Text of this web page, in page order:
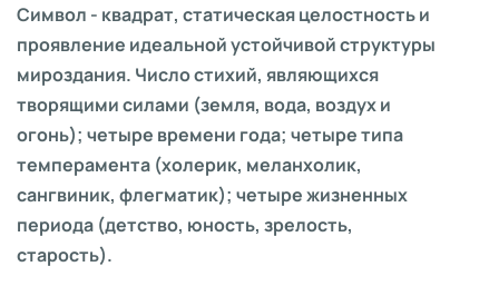
Символ - квадрат, статическая целостность и
проявление идеальной устойчивой структуры
мироздания. Число стихий, являющихся
творящими силами (земля, вода, воздух и
огонь); четыре времени года; четыре типа
темперамента (холерик, меланхолик,
сангвиник, флегматик); четыре жизненных
периода (детство, юность, зрелость,
старость).